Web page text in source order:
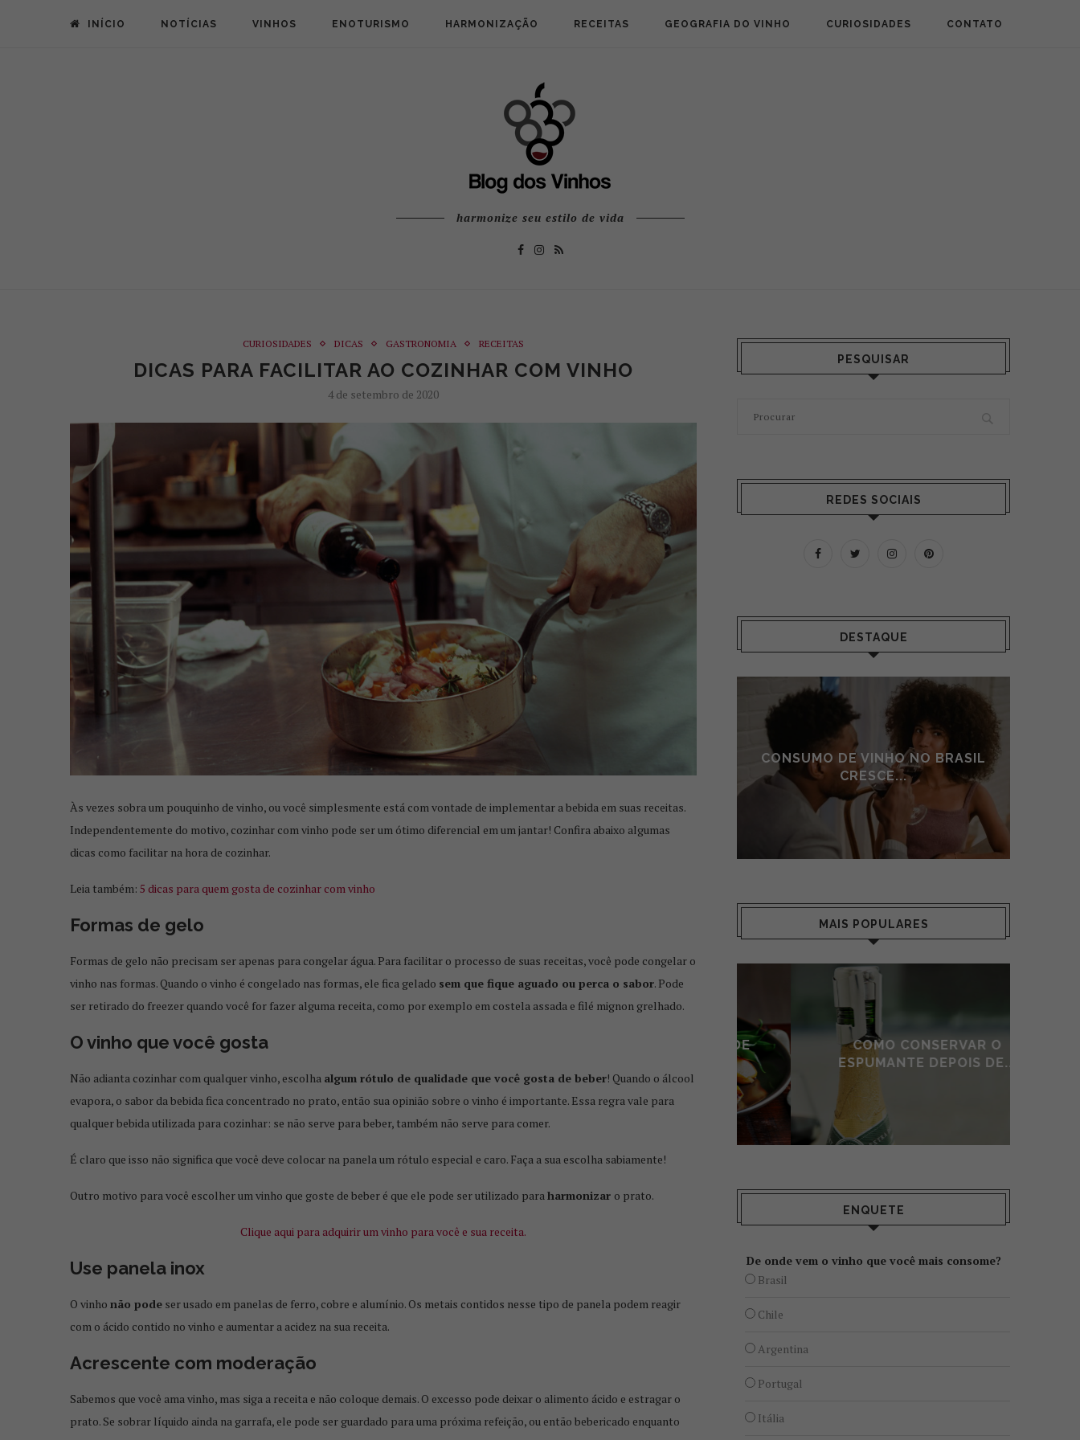
INÍCIO NOTÍCIAS VINHOS ENOTURISMO HARMONIZAÇÃO RECEITAS GEOGRAFIA DO VINHO CURIOSIDADES CONTATO
harmonize seu estilo de vida
CURIOSIDADES DICAS GASTRONOMIA RECEITAS
DICAS PARA FACILITAR AO COZINHAR COM VINHO
4 de setembro de 2020
Às vezes sobra um pouquinho de vinho, ou você simplesmente está com vontade de implementar a bebida em suas receitas.
Independentemente do motivo, cozinhar com vinho pode ser um ótimo diferencial em um jantar! Confira abaixo algumas
dicas como facilitar na hora de cozinhar.
Leia também: 5 dicas para quem gosta de cozinhar com vinho
Formas de gelo
Formas de gelo não precisam ser apenas para congelar água. Para facilitar o processo de suas receitas, você pode congelar o
vinho nas formas. Quando o vinho é congelado nas formas, ele fica gelado sem que fique aguado ou perca o sabor. Pode
ser retirado do freezer quando você for fazer alguma receita, como por exemplo em costela assada e filé mignon grelhado.
O vinho que você gosta
Não adianta cozinhar com qualquer vinho, escolha algum rótulo de qualidade que você gosta de beber! Quando o álcool
evapora, o sabor da bebida fica concentrado no prato, então sua opinião sobre o vinho é importante. Essa regra vale para
qualquer bebida utilizada para cozinhar: se não serve para beber, também não serve para comer.
É claro que isso não significa que você deve colocar na panela um rótulo especial e caro. Faça a sua escolha sabiamente!
Outro motivo para você escolher um vinho que goste de beber é que ele pode ser utilizado para harmonizar o prato.
Clique aqui para adquirir um vinho para você e sua receita.
Use panela inox
O vinho não pode ser usado em panelas de ferro, cobre e alumínio. Os metais contidos nesse tipo de panela podem reagir
com o ácido contido no vinho e aumentar a acidez na sua receita.
Acrescente com moderação
Sabemos que você ama vinho, mas siga a receita e não coloque demais. O excesso pode deixar o alimento ácido e estragar o
prato. Se sobrar líquido ainda na garrafa, ele pode ser guardado para uma próxima refeição, ou então bebericado enquanto
PESQUISAR
REDES SOCIAIS
DESTAQUE
CRESCE...
CONSUMO DE VINHO NO BRASIL
CRESCE...
MAIS POPULARES
FAÇA UMA DELICIOSA GELEIA
COMO CONSERVAR O
ESPUMANTE DEPOIS DE...
ENQUETE
De onde vem o vinho que você mais consome?
Brasil
Chile
Argentina
Portugal
Itália